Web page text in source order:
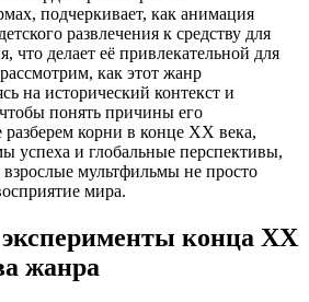
подчеркивает, как анимация
развлечения к средству для
что делает её привлекательной для
как этот жанр
на исторический контекст и
понять причины его
корни в конце XX века,
успеха и глобальные перспективы,
мультфильмы не просто
мира.
конца XX
жанра